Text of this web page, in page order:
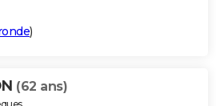
)
(62 ans)